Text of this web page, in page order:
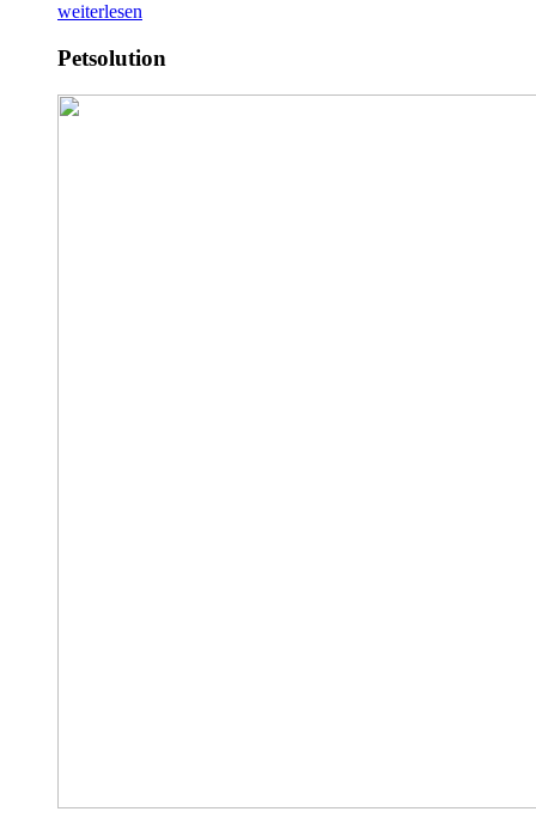
weiterlesen
Petsolution